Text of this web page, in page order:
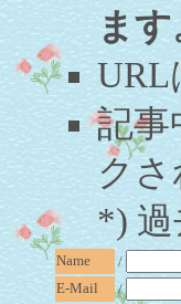
ます
URL
記事
ク
*)
Name
/
E-Mail
/